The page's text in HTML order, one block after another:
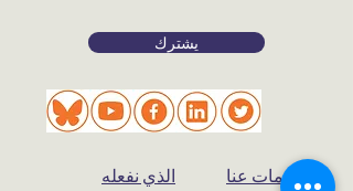
يشترك
الذي نفعله
معلومات عنا